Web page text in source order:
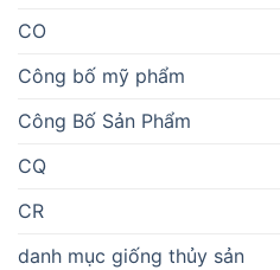
CO
Công bố mỹ phẩm
Công Bố Sản Phẩm
CQ
CR
danh mục giống thủy sản